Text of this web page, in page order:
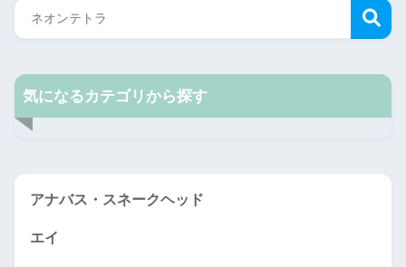
気になるカテゴリから探す
アナバス・スネークヘッド
エイ